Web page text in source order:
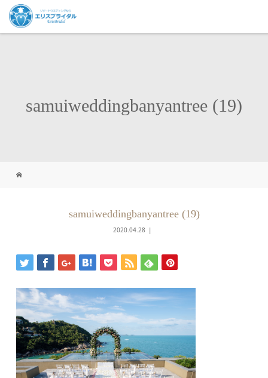
samuiweddingbanyantree (19)
samuiweddingbanyantree (19)
2020.04.28